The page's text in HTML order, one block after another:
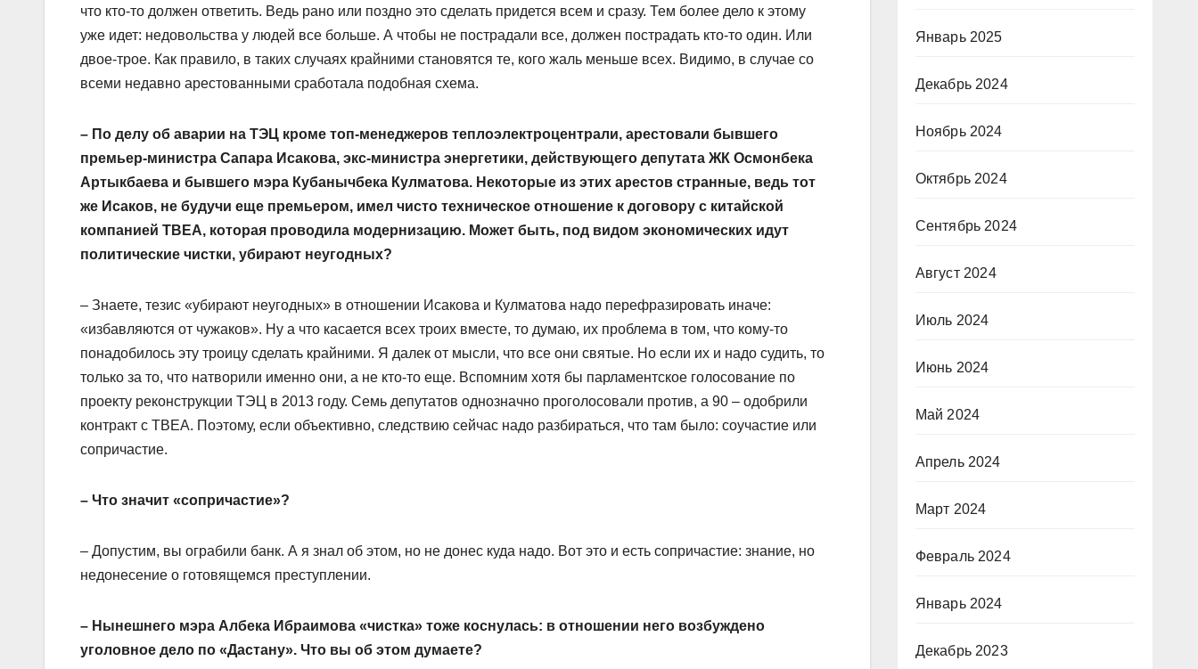
что кто-то должен ответить. Ведь рано или поздно это сделать придется всем и сразу. Тем более дело к этому
уже идет: недовольства у людей все больше. А чтобы не пострадали все, должен пострадать кто-то один. Или
двое-трое. Как правило, в таких случаях крайними становятся те, кого жаль меньше всех. Видимо, в случае со
всеми недавно арестованными сработала подобная схема.
– По делу об аварии на ТЭЦ кроме топ-менеджеров тепло­электроцентрали, арестовали бывшего
премьер-министра Сапара Исакова, экс-министра энергетики, действующего депутата ЖК Осмонбека
Артыкбаева и бывшего мэра Кубанычбека Кулматова. Некоторые из этих арестов странные, ведь тот
же Исаков, не будучи еще премьером, имел чисто техническое отношение к договору с китайской
компанией ТВЕА, которая проводила модернизацию. Может быть, под видом экономических идут
политические чистки, убирают неугодных?
– Знаете, тезис «убирают неугодных» в отношении Исакова и Кулматова надо перефразировать иначе:
«избавляются от чужаков». Ну а что касается всех троих вместе, то думаю, их проблема в том, что кому-то
понадобилось эту троицу сделать крайними. Я далек от мысли, что все они святые. Но если их и надо судить, то
только за то, что натворили именно они, а не кто-то еще. Вспомним хотя бы парламентское голосование по
проекту реконструкции ТЭЦ в 2013 году. Семь депутатов однозначно проголосовали против, а 90 – одобрили
контракт с ТВЕА. Поэтому, если объективно, следствию сейчас надо разбираться, что там было: соучастие или
сопричастие.
– Что значит «сопричастие»?
– Допустим, вы ограбили банк. А я знал об этом, но не донес куда надо. Вот это и есть сопричастие: знание, но
недонесение о готовящемся преступлении.
– Нынешнего мэра Албека Ибраимова «чистка» тоже коснулась: в отношении него возбуждено
уголовное дело по «Дастану». Что вы об этом думаете?
Январь 2025
Декабрь 2024
Ноябрь 2024
Октябрь 2024
Сентябрь 2024
Август 2024
Июль 2024
Июнь 2024
Май 2024
Апрель 2024
Март 2024
Февраль 2024
Январь 2024
Декабрь 2023